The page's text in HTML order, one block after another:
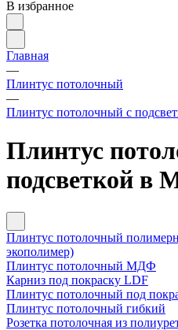
В избранное
Главная
—
Плинтус потолочный
—
Плинтус потолочный с
Плинтус
подсветкой в
Плинтус потолочный
экополимер)
Плинтус потолочный МДФ
Карниз под покраску LDF
Плинтус потолочный под
Плинтус потолочный гибкий
Розетка потолочная из